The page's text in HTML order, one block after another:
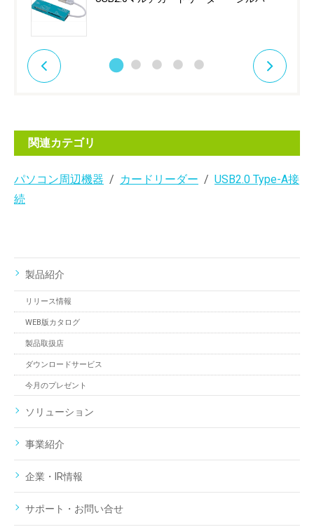
関連カテゴリ
パソコン周辺機器 カードリーダー
USB2.0 Type-A接
続
製品紹介
リリース情報
WEB版カタログ
製品取扱店
ダウンロードサービス
今月のプレゼント
ソリューション
事業紹介
企業・IR情報
サポート・お問い合せ